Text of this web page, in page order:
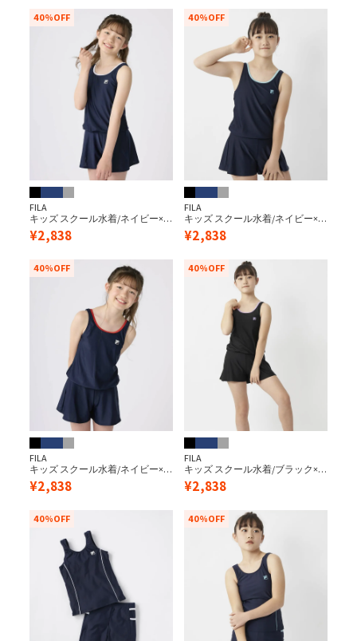
FILA
キッズ スクール水着/ネイビー×
ホワイト（キュロットワンピー
ス）
40%OFF
¥2,838
FILA
キッズ スクール水着/ネイビー×
サックス（キュロットワンピー
ス）
40%OFF
¥2,838
FILA
キッズ スクール水着/ネイビー×
レッド（キュロットワンピー
ス）
40%OFF
¥2,838
FILA
キッズ スクール水着/ブラック×
パープル（キュロットワンピー
ス）
40%OFF
¥2,838
40%OFF 40%OFF